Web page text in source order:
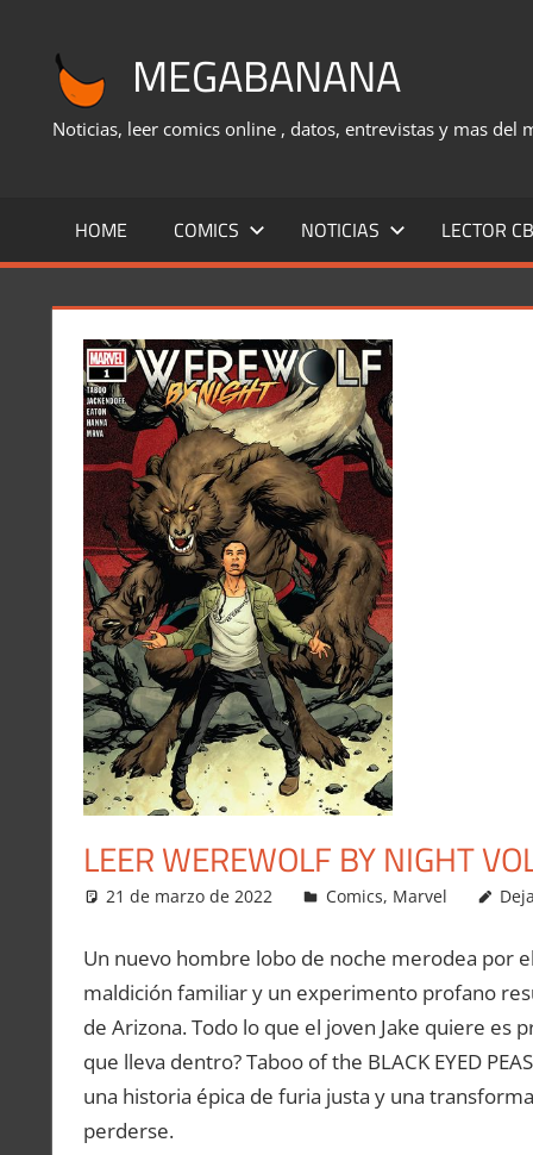
contenido
MEGABANANA
Noticias, leer comics online , datos, entrevistas y mas del
HOME COMICS NOTICIAS LECTOR
LEER WEREWOLF BY NIGHT
21 de marzo de 2022 Carlitox Banana
Comics, Marvel
Un nuevo hombre lobo de noche merodea por
maldición familiar y un experimento profano
de Arizona. Todo lo que el joven Jake quiere
que lleva dentro? Taboo of the BLACK EYED
una historia épica de furia justa y una
perderse.